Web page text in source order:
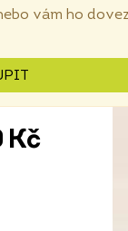
vám ho
Kč